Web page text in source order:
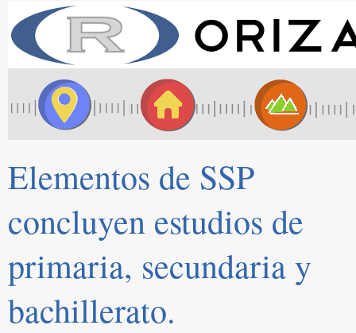
Elementos de SSP
concluyen estudios de
primaria, secundaria y
bachillerato.